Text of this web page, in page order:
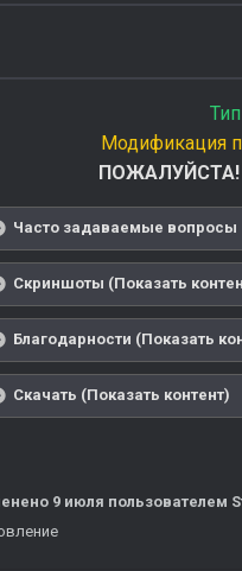
Модификация
ПОЖАЛУЙСТА!
Часто задаваемые вопросы
Скриншоты (Показать
Благодарности (Показать
Скачать (Показать контент)
9 июля пользователем